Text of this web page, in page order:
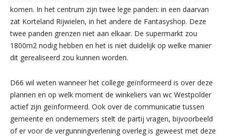
komen. In het centrum zijn twee lege panden: in een daarvan
zat Korteland Rijwielen, in het andere de Fantasyshop. Deze
twee panden grenzen niet aan elkaar. De supermarkt zou
1800m2 nodig hebben en het is niet duidelijk op welke manier
dit gerealiseerd zou kunnen worden.
D66 wil weten wanneer het college geïnformeerd is over deze
plannen en op welk moment de winkeliers van wc Westpolder
actief zijn geïnformeerd. Ook over de communicatie tussen
gemeente en ondernemers stelt de partij vragen, bijvoorbeeld
of er voor de vergunningverlening overleg is geweest met deze